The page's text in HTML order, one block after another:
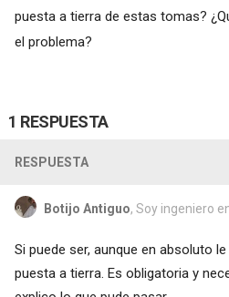
puesta a tierra de estas tomas?
el problema?
1 RESPUESTA
RESPUESTA
Botijo Antiguo, Soy ingeniero
Si puede ser, aunque en absoluto
puesta a tierra. Es obligatoria y